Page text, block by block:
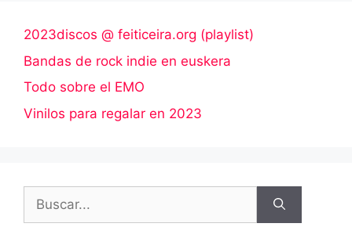
2023discos @ feiticeira.org (playlist)
Bandas de rock indie en euskera
Todo sobre el EMO
Vinilos para regalar en 2023